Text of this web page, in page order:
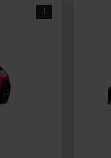
1